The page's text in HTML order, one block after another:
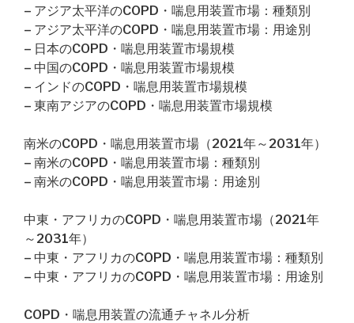
– アジア太平洋のCOPD・喘息用装置市場：種類別
– アジア太平洋のCOPD・喘息用装置市場：用途別
– 日本のCOPD・喘息用装置市場規模
– 中国のCOPD・喘息用装置市場規模
– インドのCOPD・喘息用装置市場規模
– 東南アジアのCOPD・喘息用装置市場規模
南米のCOPD・喘息用装置市場（2021年～2031年）
– 南米のCOPD・喘息用装置市場：種類別
– 南米のCOPD・喘息用装置市場：用途別
中東・アフリカのCOPD・喘息用装置市場（2021年
～2031年）
– 中東・アフリカのCOPD・喘息用装置市場：種類別
– 中東・アフリカのCOPD・喘息用装置市場：用途別
COPD・喘息用装置の流通チャネル分析